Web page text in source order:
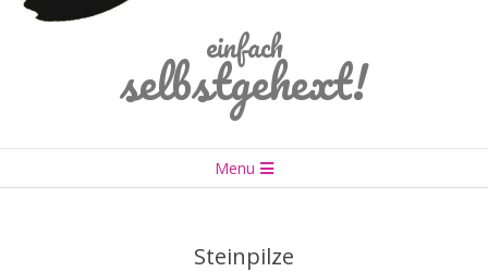
einfach
selbstgehext!
Navigation
Menu
Steinpilze